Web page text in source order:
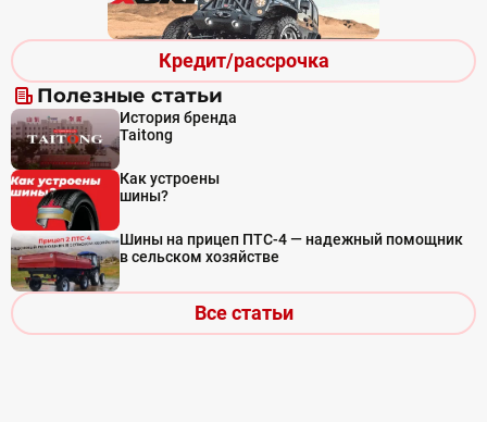
Кредит/рассрочка
Полезные статьи
История бренда
Taitong
Как устроены
шины?
Шины на прицеп ПТС-4 — надежный помощник
в сельском хозяйстве
Все статьи